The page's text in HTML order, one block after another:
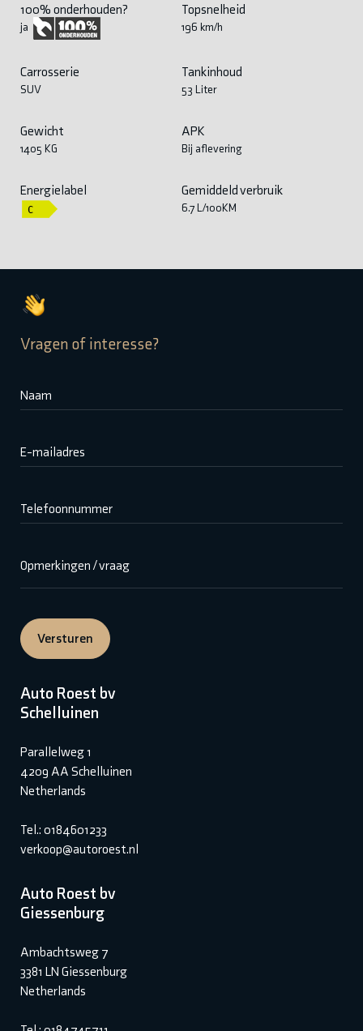
100% onderhouden?
ja
Topsnelheid
196 km/h
Carrosserie
SUV
Tankinhoud
53 Liter
Gewicht
1405 KG
APK
Bij aflevering
Energielabel Gemiddeld verbruik
6.7 L/100KM
Vragen of interesse?
Naam
E-mailadres
Telefoonnummer
Opmerkingen / vraag
Versturen
Auto Roest bv
Schelluinen
Parallelweg 1
4209 AA Schelluinen
Netherlands
Tel.: 0184601233
verkoop@autoroest.nl
Auto Roest bv
Giessenburg
Ambachtsweg 7
3381 LN Giessenburg
Netherlands